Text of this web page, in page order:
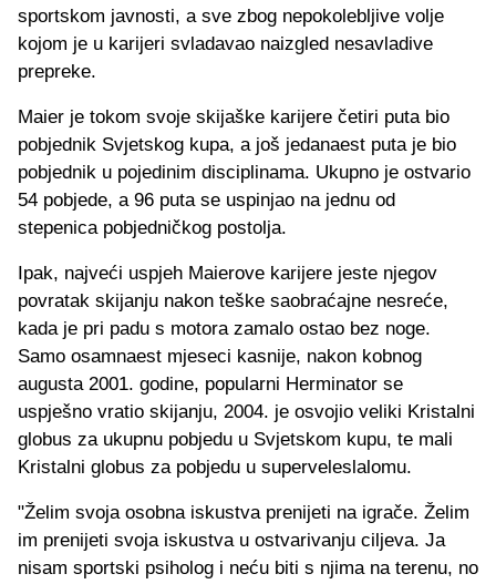
sportskom javnosti, a sve zbog nepokolebljive volje
kojom je u karijeri svladavao naizgled nesavladive
prepreke.
Maier je tokom svoje skijaške karijere četiri puta bio
pobjednik Svjetskog kupa, a još jedanaest puta je bio
pobjednik u pojedinim disciplinama. Ukupno je ostvario
54 pobjede, a 96 puta se uspinjao na jednu od
stepenica pobjedničkog postolja.
Ipak, najveći uspjeh Maierove karijere jeste njegov
povratak skijanju nakon teške saobraćajne nesreće,
kada je pri padu s motora zamalo ostao bez noge.
Samo osamnaest mjeseci kasnije, nakon kobnog
augusta 2001. godine, popularni Herminator se
uspješno vratio skijanju, 2004. je osvojio veliki Kristalni
globus za ukupnu pobjedu u Svjetskom kupu, te mali
Kristalni globus za pobjedu u superveleslalomu.
"Želim svoja osobna iskustva prenijeti na igrače. Želim
im prenijeti svoja iskustva u ostvarivanju ciljeva. Ja
nisam sportski psiholog i neću biti s njima na terenu, no